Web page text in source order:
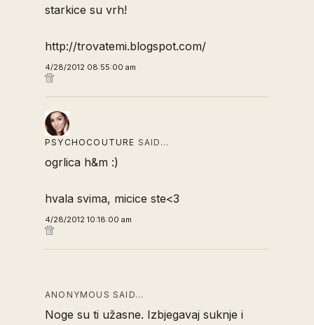
starkice su vrh!
http://trovatemi.blogspot.com/
4/28/2012 08:55:00 am
PSYCHOCOUTURE SAID…
ogrlica h&m :)
hvala svima, micice ste<3
4/28/2012 10:18:00 am
ANONYMOUS SAID…
Noge su ti užasne. Izbjegavaj suknje i